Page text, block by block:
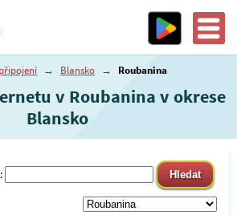
→ Blansko → Roubanina
v Roubanina v okrese
Blansko